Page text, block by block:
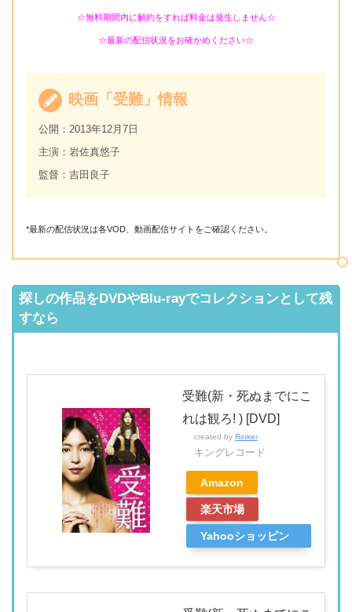
☆無料期間内に解約をすれば料金は発生しません☆
☆最新の配信状況をお確かめください☆
映画「受難」情報
公開：2013年12月7日
主演：岩佐真悠子
監督：吉田良子
*最新の配信状況は各VOD、動画配信サイトをご確認ください。
探しの作品をDVDやBlu-rayでコレクションとして残
すなら
受難(新・死ぬまでにこ
れは観ろ! ) [DVD]
created by Rinker
キングレコード
Amazon
楽天市場
Yahooショッピン